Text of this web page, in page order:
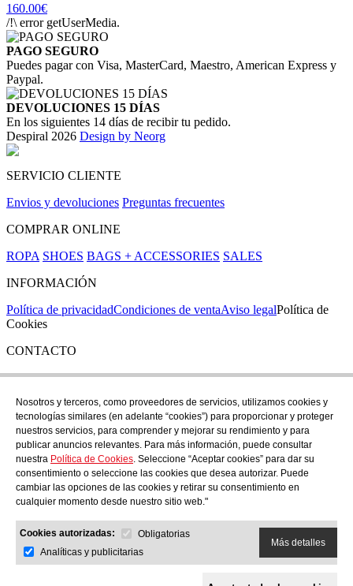
160.00€
/!\ error getUserMedia.
PAGO SEGURO
Puedes pagar con Visa, MasterCard, Maestro, American Express y
Paypal.
DEVOLUCIONES 15 DÍAS
En los siguientes 14 días de recibir tu pedido.
Despiral 2026 Design by Neorg
SERVICIO CLIENTE
Envios y devoluciones Preguntas frecuentes
COMPRAR ONLINE
ROPA SHOES BAGS + ACCESSORIES SALES
INFORMACIÓN
Política de privacidadCondiciones de ventaAviso legalPolítica de
Cookies
CONTACTO
Si tienes cualquier duda puedes contactar con nosotros en nuestra
TEL: +34 972 21 30 04
EMAIL: despiral@despiral.com
SÍGUENOS EN
Instagram
Financiado por la Unión Europea -
NextGeneration EU
Nosotros y terceros, como proveedores de servicios, utilizamos cookies y
tecnologías similares (en adelante “cookies”) para proporcionar y proteger
nuestros servicios, para comprender y mejorar su rendimiento y para
publicar anuncios relevantes. Para más información, puede consultar
nuestra Política de Cookies. Seleccione “Aceptar cookies” para dar su
consentimiento o seleccione las cookies que desea autorizar. Puede
cambiar las opciones de las cookies y retirar su consentimiento en
cualquier momento desde nuestro sitio web."
Cookies autorizadas:
Obligatorias
Analíticas y publicitarias
Más detalles